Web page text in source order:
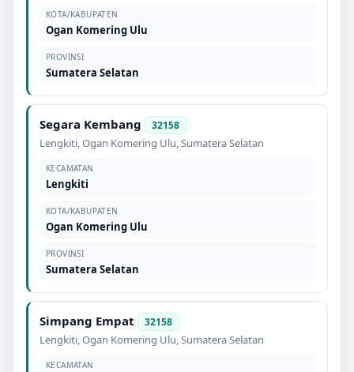
KOTA/KABUPATEN
Ogan Komering Ulu
PROVINSI
Sumatera Selatan
Segara Kembang 32158
Lengkiti,Ogan Komering Ulu,Sumatera Selatan
KECAMATAN
Lengkiti
KOTA/KABUPATEN
Ogan Komering Ulu
PROVINSI
Sumatera Selatan
Simpang Empat 32158
Lengkiti,Ogan Komering Ulu,Sumatera Selatan
KECAMATAN